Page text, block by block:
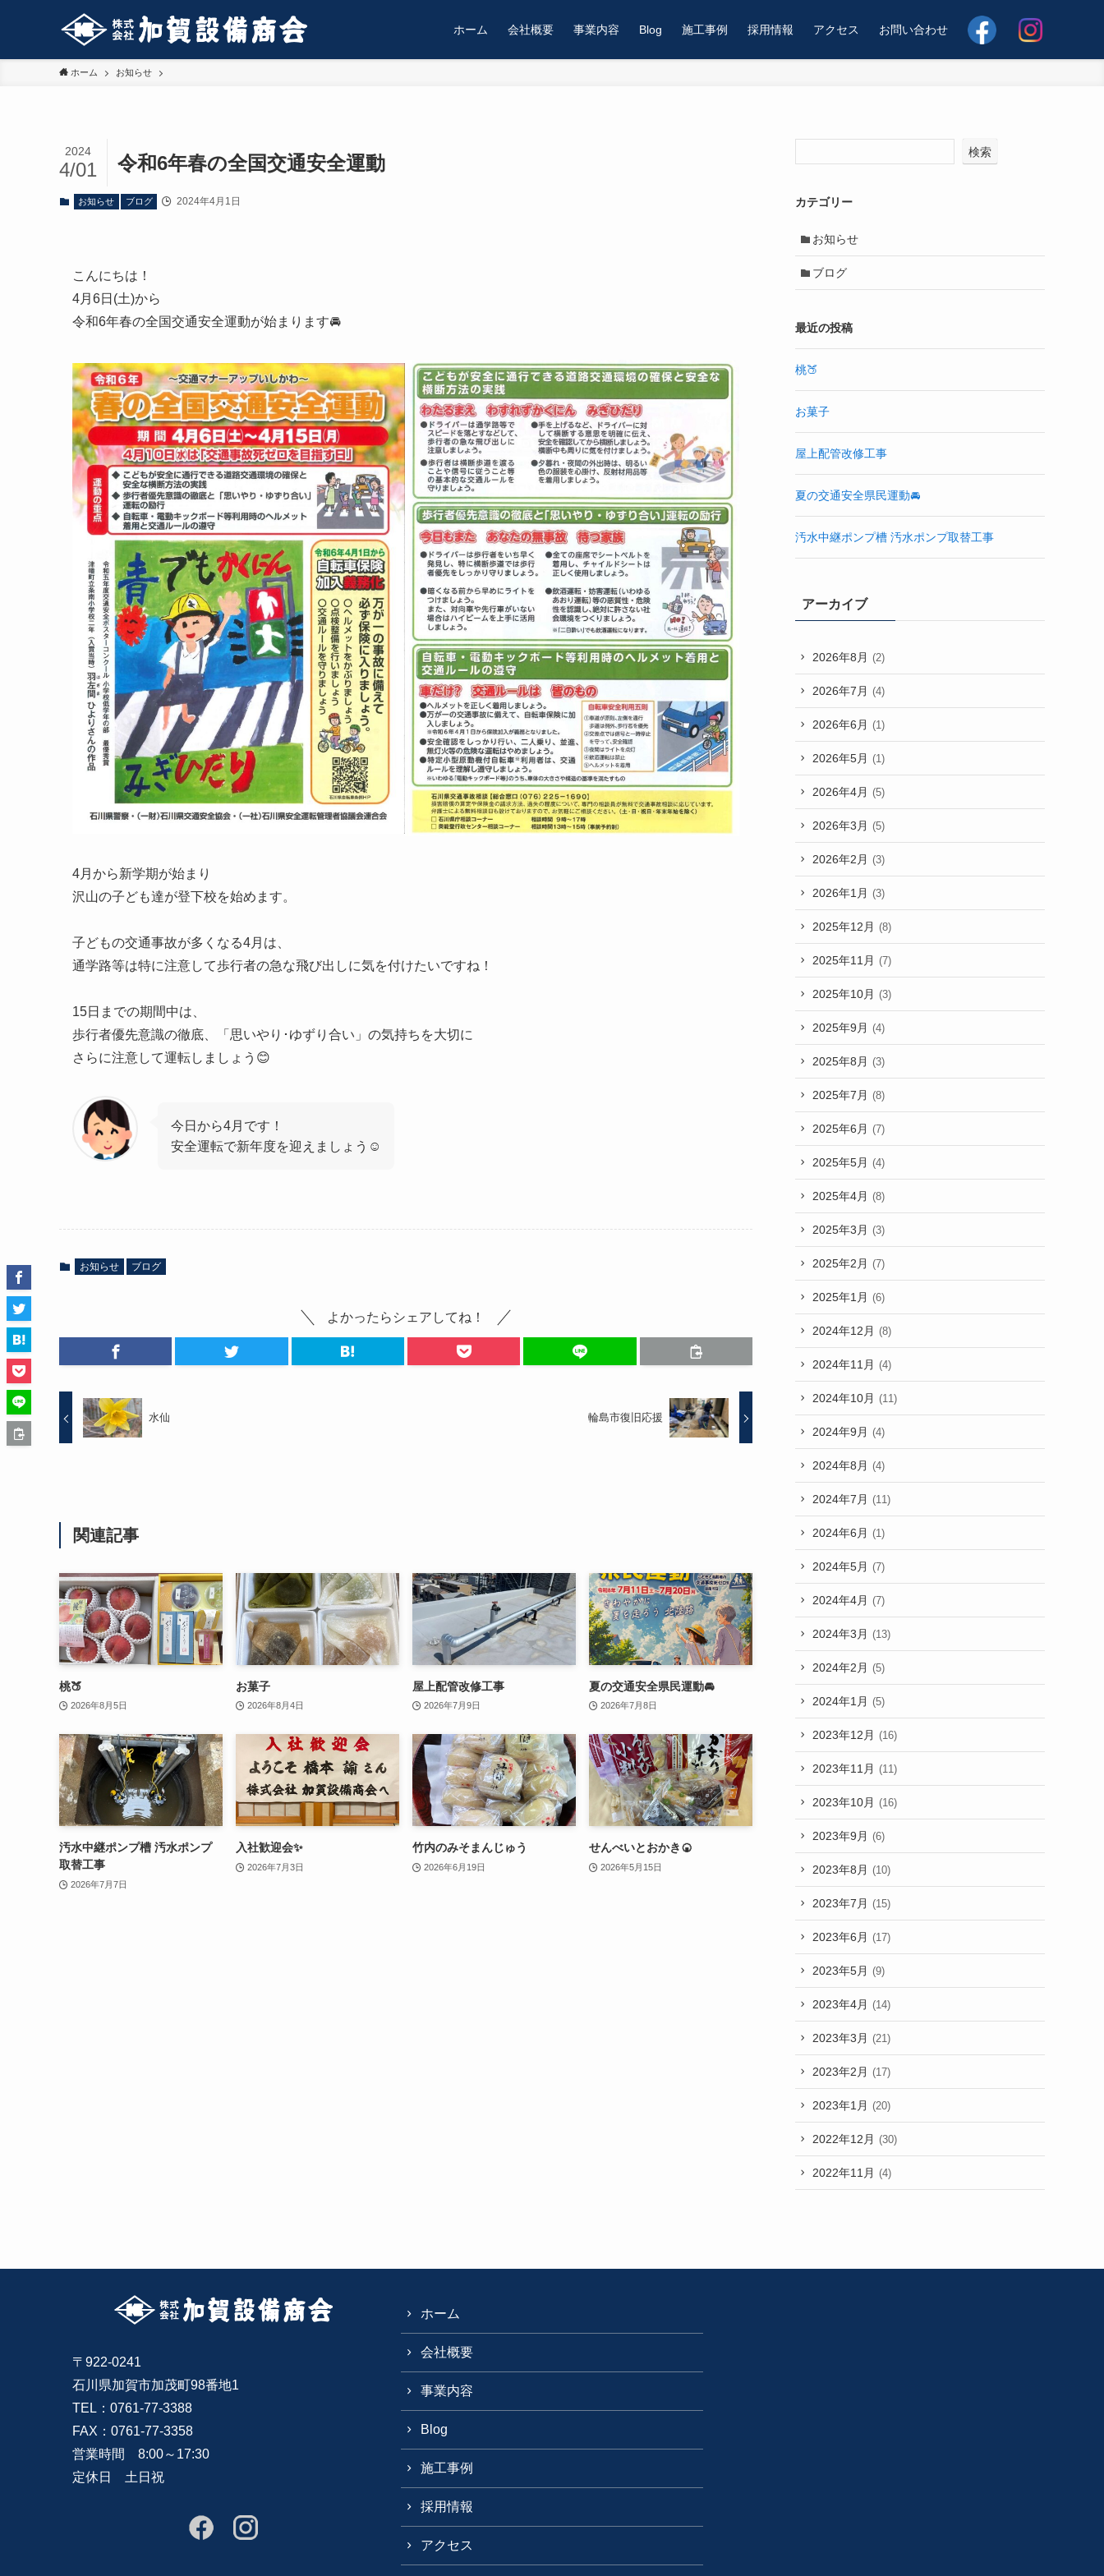
ホーム 会社概要 事業内容 Blog 施工事例 採用情報 アクセス お問い合わせ
ホーム お知らせ
令和6年春の全国交通安全運動
2024
4/01
お知らせ ブログ 2024年4月1日
こんにちは！
4月6日(土)から
令和6年春の全国交通安全運動が始まります🚘
4月から新学期が始まり
沢山の子ども達が登下校を始めます。
子どもの交通事故が多くなる4月は、
通学路等は特に注意して歩行者の急な飛び出しに気を付けたいですね！
15日までの期間中は、
歩行者優先意識の徹底、「思いやり･ゆずり合い」の気持ちを大切に
さらに注意して運転しましょう😊
今日から4月です！
安全運転で新年度を迎えましょう☺
お知らせ ブログ
よかったらシェアしてね！
水仙 輪島市復旧応援
関連記事
桃🍑
2026年8月5日
お菓子
2026年8月4日
屋上配管改修工事
2026年7月9日
夏の交通安全県民運動🚘
2026年7月8日
汚水中継ポンプ槽 汚水ポンプ
取替工事
2026年7月7日
入社歓迎会✨
2026年7月3日
竹内のみそまんじゅう
2026年6月19日
せんべいとおかき🍘
2026年5月15日
検索
カテゴリー
お知らせ
ブログ
最近の投稿
桃🍑
お菓子
屋上配管改修工事
夏の交通安全県民運動🚘
汚水中継ポンプ槽 汚水ポンプ取替工事
アーカイブ
2026年8月 (2)
2026年7月 (4)
2026年6月 (1)
2026年5月 (1)
2026年4月 (5)
2026年3月 (5)
2026年2月 (3)
2026年1月 (3)
2025年12月 (8)
2025年11月 (7)
2025年10月 (3)
2025年9月 (4)
2025年8月 (3)
2025年7月 (8)
2025年6月 (7)
2025年5月 (4)
2025年4月 (8)
2025年3月 (3)
2025年2月 (7)
2025年1月 (6)
2024年12月 (8)
2024年11月 (4)
2024年10月 (11)
2024年9月 (4)
2024年8月 (4)
2024年7月 (11)
2024年6月 (1)
2024年5月 (7)
2024年4月 (7)
2024年3月 (13)
2024年2月 (5)
2024年1月 (5)
2023年12月 (16)
2023年11月 (11)
2023年10月 (16)
2023年9月 (6)
2023年8月 (10)
2023年7月 (15)
2023年6月 (17)
2023年5月 (9)
2023年4月 (14)
2023年3月 (21)
2023年2月 (17)
2023年1月 (20)
2022年12月 (30)
2022年11月 (4)
〒922-0241
石川県加賀市加茂町98番地1
TEL：0761-77-3388
FAX：0761-77-3358
営業時間 8:00～17:30
定休日 土日祝
ホーム
会社概要
事業内容
Blog
施工事例
採用情報
アクセス